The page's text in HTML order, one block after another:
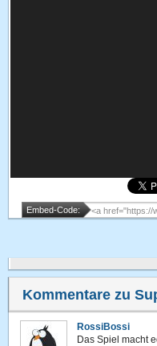
Embed-Code:
Kommentare zu
RossiBossi
Das Spiel macht